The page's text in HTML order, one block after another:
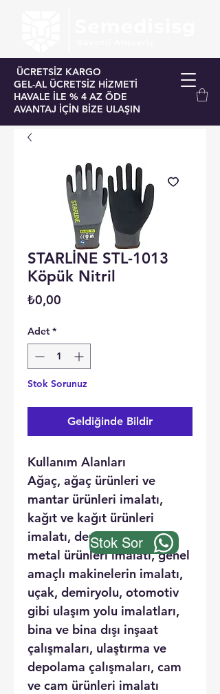
ÜCRETSİZ KARGO
GEL-AL ÜCRETSİZ HİZMETİ
HAVALE İLE % 4 AZ ÖDE
AVANTAJ İÇİN BİZE ULAŞIN
STARLİNE STL-1013
Köpük Nitril
₺0,00
Adet *
Stok Sorunuz
Geldiğinde Bildir
Kullanım Alanları
Ağaç, ağaç ürünleri ve
mantar ürünleri imalatı,
kağıt ve kağıt ürünleri
imalatı, demir, çelik ve
metal ürünleri imalatı, genel
amaçlı makinelerin imalatı,
uçak, demiryolu, otomotiv
gibi ulaşım yolu imalatları,
bina ve bina dışı inşaat
çalışmaları, ulaştırma ve
depolama çalışmaları, cam
ve cam ürünleri imalatı
Stok Sor